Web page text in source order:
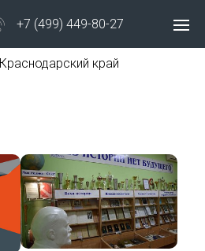
+7 (499) 449-80-27
Краснодарский край